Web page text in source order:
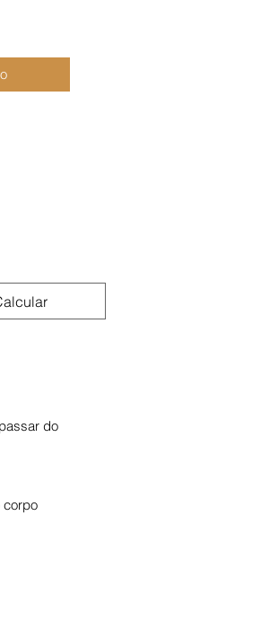
do
corpo